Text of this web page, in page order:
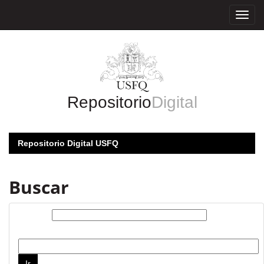
RepositorioDigital
Repositorio Digital USFQ
Buscar